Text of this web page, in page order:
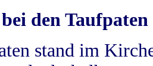
den Taufpaten
stand im